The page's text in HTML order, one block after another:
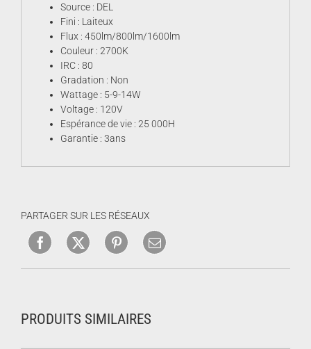
Source : DEL
Fini : Laiteux
Flux : 450lm/800lm/1600lm
Couleur : 2700K
IRC : 80
Gradation : Non
Wattage : 5-9-14W
Voltage : 120V
Espérance de vie : 25 000H
Garantie : 3ans
PARTAGER SUR LES RÉSEAUX
PRODUITS SIMILAIRES